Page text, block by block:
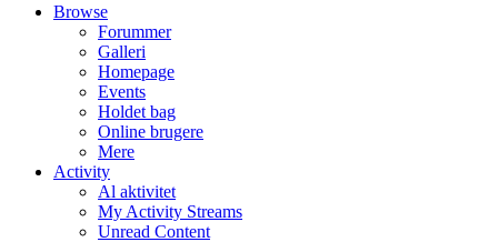
Browse
Forummer
Galleri
Homepage
Events
Holdet bag
Online brugere
Mere
Activity
Al aktivitet
My Activity Streams
Unread Content